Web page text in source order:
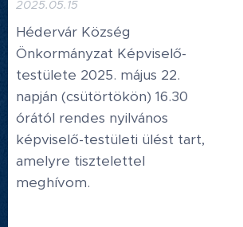
2025.05.15
Hédervár Község
Önkormányzat Képviselő-
testülete 2025. május 22.
napján (csütörtökön) 16.30
órától rendes nyilvános
képviselő-testületi ülést tart,
amelyre tisztelettel
meghívom.